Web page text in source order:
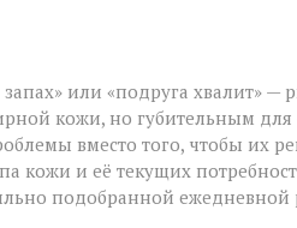
или «подруга хвалит» —
кожи, но губительным для
вместо того, чтобы их
кожи и её текущих
подобранной ежедневной